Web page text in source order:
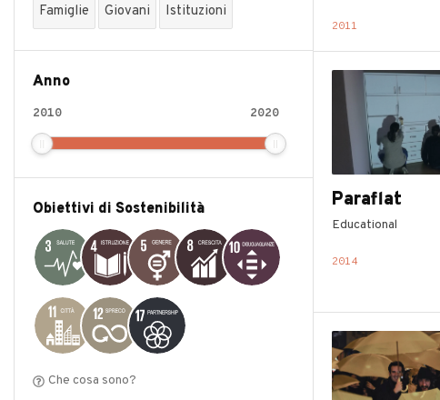
Famiglie Giovani Istituzioni
Anno
Obiettivi di Sostenibilità
Che cosa sono?
2011
Paraflat
Educational
2014